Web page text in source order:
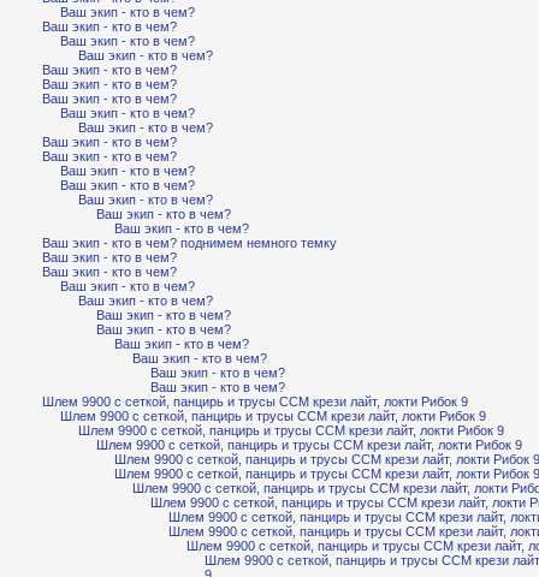
Ваш экип - кто в чем?
Ваш экип - кто в чем?
Ваш экип - кто в чем?
Ваш экип - кто в чем?
Ваш экип - кто в чем?
Ваш экип - кто в чем?
Ваш экип - кто в чем?
Ваш экип - кто в чем?
Ваш экип - кто в чем?
Ваш экип - кто в чем?
Ваш экип - кто в чем?
Ваш экип - кто в чем?
Ваш экип - кто в чем?
Ваш экип - кто в чем?
Ваш экип - кто в чем?
Ваш экип - кто в чем?
Ваш экип - кто в чем? поднимем немного темку
Ваш экип - кто в чем?
Ваш экип - кто в чем?
Ваш экип - кто в чем?
Ваш экип - кто в чем?
Ваш экип - кто в чем?
Ваш экип - кто в чем?
Ваш экип - кто в чем?
Ваш экип - кто в чем?
Ваш экип - кто в чем?
Ваш экип - кто в чем?
Шлем 9900 с сеткой, панцирь и трусы ССМ крези лайт, локти Рибок 9
Шлем 9900 с сеткой, панцирь и трусы ССМ крези лайт, локти Рибок 9
Шлем 9900 с сеткой, панцирь и трусы ССМ крези лайт, локти Рибок 9
Шлем 9900 с сеткой, панцирь и трусы ССМ крези лайт, локти Рибок 9
Шлем 9900 с сеткой, панцирь и трусы ССМ крези лайт, локти Рибок 9
Шлем 9900 с сеткой, панцирь и трусы ССМ крези лайт, локти Рибок 9
Шлем 9900 с сеткой, панцирь и трусы ССМ крези лайт, локти
Шлем 9900 с сеткой, панцирь и трусы ССМ крези лайт, локти
Шлем 9900 с сеткой, панцирь и трусы ССМ крези лайт,
Шлем 9900 с сеткой, панцирь и трусы ССМ крези лайт,
Шлем 9900 с сеткой, панцирь и трусы ССМ крези лайт,
Шлем 9900 с сеткой, панцирь и трусы ССМ крези